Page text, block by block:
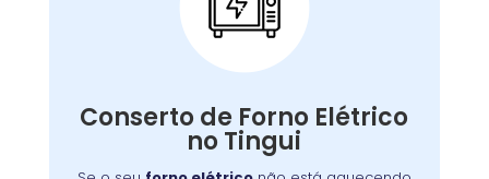
Conserto de Forno Elétrico
no Tingui
Conserto de Forno
Elétrico:
o problema, permitindo que você continue a
preparar suas refeições favoritas sem